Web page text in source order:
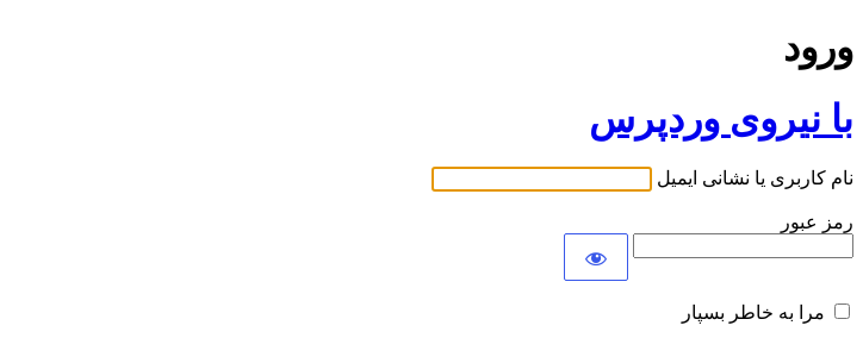
ورود
با نیروی وردپرس
نام کاربری یا نشانی ایمیل
رمز عبور
مرا به خاطر بسپار